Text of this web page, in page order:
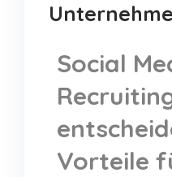
Social
Vorteile